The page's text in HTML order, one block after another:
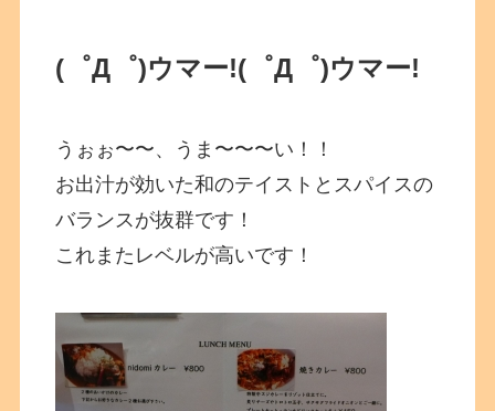
(゜Д゜)ウマー!(゜Д゜)ウマー!
うぉぉ〜〜、うま〜〜〜い！！
お出汁が効いた和のテイストとスパイスの
バランスが抜群です！
これまたレベルが高いです！